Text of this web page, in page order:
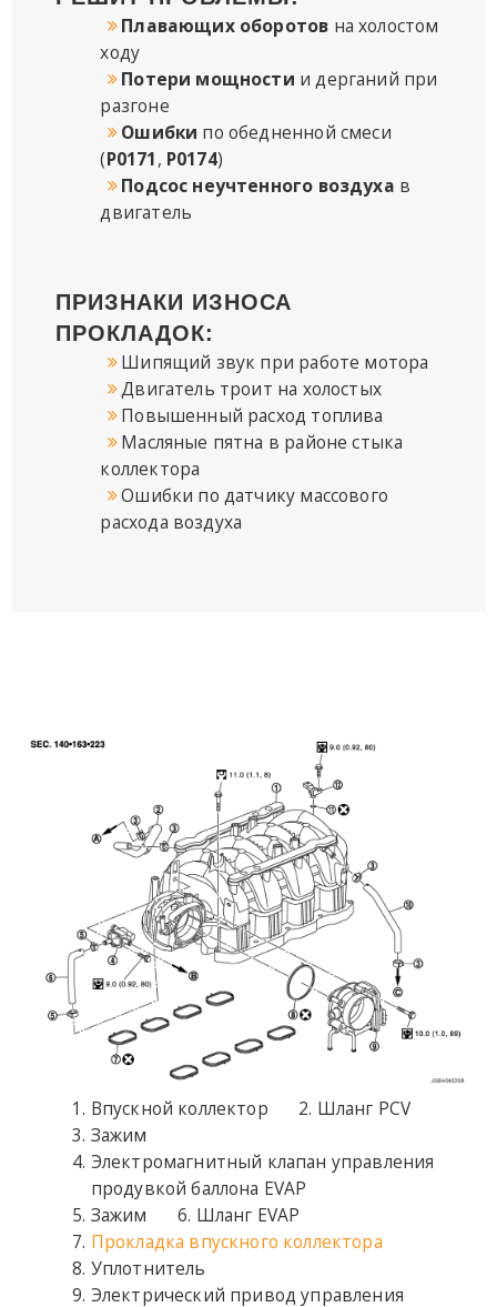
Плавающих оборотов на холостом
ходу
Потери мощности и дерганий при
разгоне
Ошибки по обедненной смеси
(P0171, P0174)
Подсос неучтенного воздуха в
двигатель
ПРИЗНАКИ ИЗНОСА
ПРОКЛАДОК:
Шипящий звук при работе мотора
Двигатель троит на холостых
Повышенный расход топлива
Масляные пятна в районе стыка
коллектора
Ошибки по датчику массового
расхода воздуха
Впускной коллектор
Шланг PCV
Зажим
Электромагнитный клапан управления
продувкой баллона EVAP
Зажим
Шланг EVAP
Прокладка впускного коллектора
Уплотнитель
Электрический привод управления